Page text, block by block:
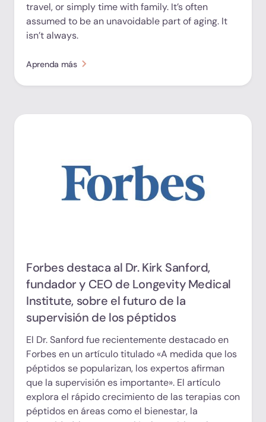
travel, or simply time with family. It’s often
assumed to be an unavoidable part of aging. It
isn’t always.
Aprenda más
Forbes destaca al Dr. Kirk Sanford,
fundador y CEO de Longevity Medical
Institute, sobre el futuro de la
supervisión de los péptidos
El Dr. Sanford fue recientemente destacado en
Forbes en un artículo titulado «A medida que los
péptidos se popularizan, los expertos afirman
que la supervisión es importante». El artículo
explora el rápido crecimiento de las terapias con
péptidos en áreas como el bienestar, la